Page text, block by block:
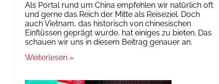
Als Portal rund um China empfehlen wir natürlich oft
und gerne das Reich der Mitte als Reiseziel. Doch
auch Vietnam, das historisch von chinesischen
Einflüssen geprägt wurde, hat einiges zu bieten. Das
schauen wir uns in diesem Beitrag genauer an.
Weiterlesen »